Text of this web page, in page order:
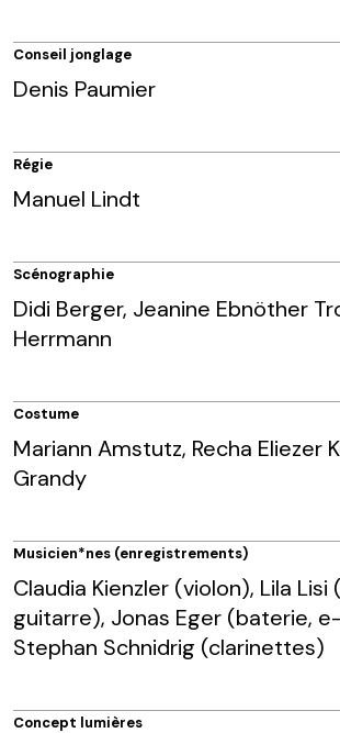
Conseil jonglage
Denis Paumier
Régie
Manuel Lindt
Scénographie
Didi Berger, Jeanine Ebnöther
Herrmann
Costume
Mariann Amstutz, Recha Eliezer
Grandy
Musicien*nes (enregistrements)
Claudia Kienzler (violon), Lila Lisi
guitarre), Jonas Eger (baterie,
Stephan Schnidrig (clarinettes)
Concept lumières